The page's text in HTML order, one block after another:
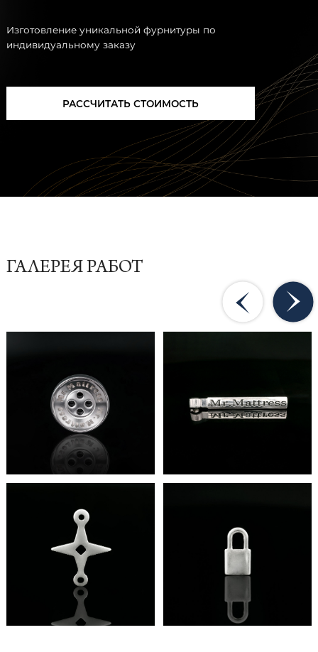
Изготовление уникальной фурнитуры по
индивидуальному заказу
РАССЧИТАТЬ СТОИМОСТЬ
ГАЛЕРЕЯ РАБОТ